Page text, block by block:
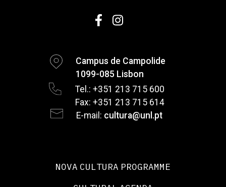
Campus de Campolide
1099-085 Lisbon
Tel.: +351 213 715 600
Fax: +351 213 715 614
E-mail: cultura@unl.pt
NOVA CULTURA PROGRAMME